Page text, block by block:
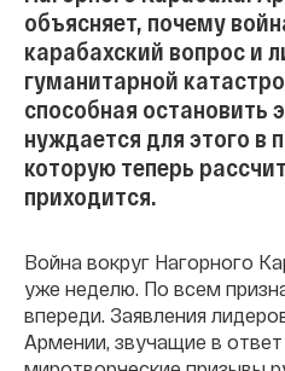
объясняет, почему
карабахский вопрос и
гуманитарной
способная остановить
нуждается для этого в
которую теперь
приходится.
Война вокруг Нагорного
уже неделю. По всем
впереди. Заявления
Армении, звучащие в